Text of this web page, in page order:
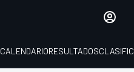
CALENDARIORESULTADOS